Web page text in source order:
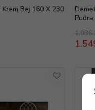
Bej 160 X 230